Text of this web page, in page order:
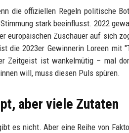
die offiziellen Regeln politische
stark beeinflusst. 2022
europäischen Zuschauer auf sich
die 2023er Gewinnerin Loreen mit
Zeitgeist ist wankelmütig – mal
will, muss diesen Puls spüren.
aber viele Zutaten
es nicht. Aber eine Reihe von